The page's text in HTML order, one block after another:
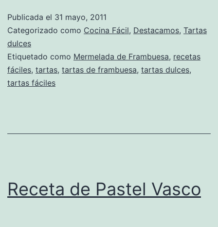
Publicada el 31 mayo, 2011
Categorizado como Cocina Fácil, Destacamos, Tartas
dulces
Etiquetado como Mermelada de Frambuesa, recetas
fáciles, tartas, tartas de frambuesa, tartas dulces,
tartas fáciles
Receta de Pastel Vasco